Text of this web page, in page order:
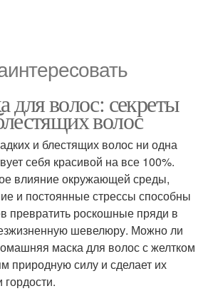
для волос: секреты
волос
и блестящих волос ни одна
себя красивой на все 100%.
влияние окружающей среды,
и постоянные стрессы способны
превратить роскошные пряди в
шевелюру. Можно ли
маска для волос с желтком
природную силу и сделает их